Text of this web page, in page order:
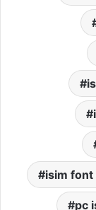
isim font
pc